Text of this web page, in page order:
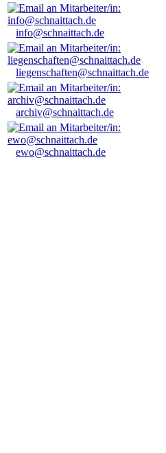
info@schnaittach.de
liegenschaften@schnaittach.de
archiv@schnaittach.de
ewo@schnaittach.de